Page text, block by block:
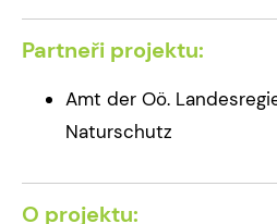
Partneři projektu:
Amt der Oö.
Naturschutz
O projektu: